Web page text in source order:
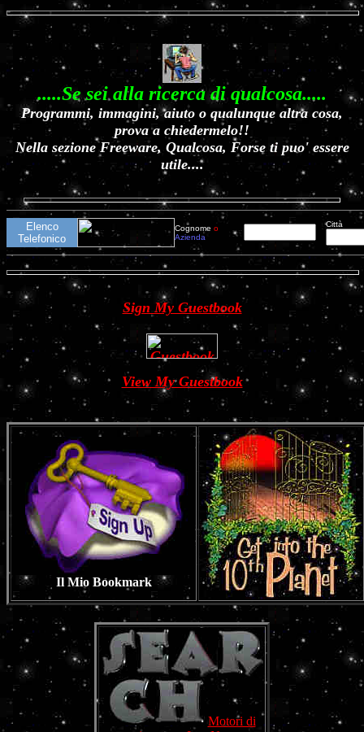
.....Se sei alla ricerca di qualcosa.....
Programmi, immagini, aiuto o qualunque altra cosa,
prova a chiedermelo!!
Nella sezione Freeware, Qualcosa, Forse ti puo' essere
utile....
Elenco
Telefonico
Cognome o
Azienda
Città
Sign My Guestbook
View My Guestbook
Il Mio Bookmark
Motori di